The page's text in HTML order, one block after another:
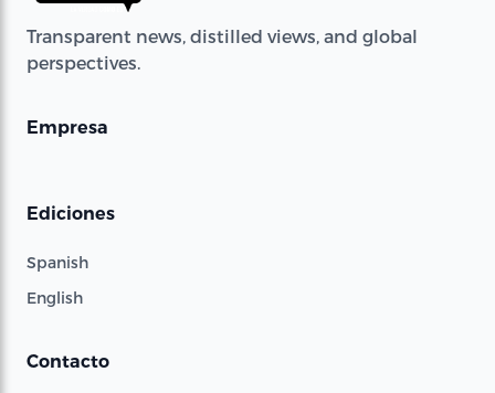
Transparent news, distilled views, and global
perspectives.
Empresa
Ediciones
Spanish
English
Contacto